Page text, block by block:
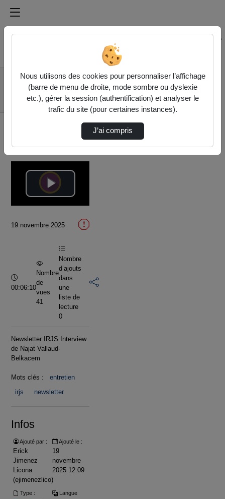
Médiathèque de l'université Paris
Rechercher un média sur Médiathèque de l'université
Accueil
Vidéos
Interview de Najat
Vallaud-Belkacem
NEWSLETT…
Lire
la
vidéo
19 novembre 2025
Durée :
00:06:10
Nombre
de
vues
41
Nombre
d’ajouts
dans
une
liste de
lecture
0
Newsletter IRJS Interview
de Najat Vallaud-
Belkacem
Mots clés :
entretien
irjs
newsletter
Infos
Ajouté par :
Erick
Jimenez
Licona
(ejimenezlico)
Ajouté le :
19
novembre
2025 12:09
Type :
Langue
Nous utilisons des cookies pour personnaliser l’affichage
(barre de menu de droite, mode sombre ou dyslexie
etc.), gérer la session (authentification) et analyser le
trafic du site (pour certaines instances).
J’ai compris